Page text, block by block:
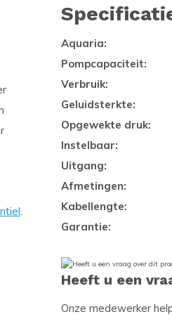
.
Aquaria:
Pompcapaciteit:
Verbruik:
Geluidsterkte:
Opgewekte druk:
Instelbaar:
Uitgang:
Afmetingen:
Kabellengte:
Garantie:
Heeft u een
Onze medewerker